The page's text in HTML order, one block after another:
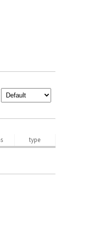
type